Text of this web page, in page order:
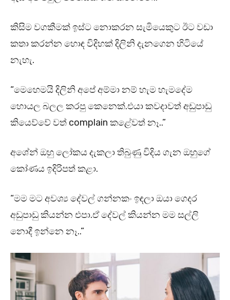
කිසිම වගකීමක් ඉස්ට නොකරන සැමියෙකුට ඊට වඩා
කතා කරන්න හොඳ විදිහක් දිලිනි දැනගෙන හිටියේ
නැහැ.
“මෙහෙමයි දිලිනි අපේ අම්මා නම් හැම හැමදේම
හොයල බලල කරපු කෙනෙක්.එයා කවදාවත් අඩුපාඩු
කියෙව්වේ වත් complain කළේවත් නෑ..”
අශේන් ඔහු ලෝකය දැකලා තිබුණු විදිය ගැන ඔහුගේ
කෝණය ඉදිරිපත් කළා.
“මම මට අවශ්‍ය දේවල් ගන්නකං ඉඳලා ඔයා ගෙදර
අඩුපාඩු කියන්න එපා.ඒ දේවල් කියන්න මම සල්ලි
නොදී ඉන්නෙ නෑ..”